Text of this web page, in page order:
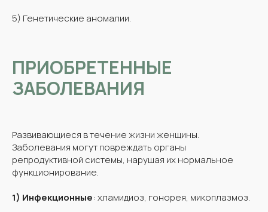
5) Генетические аномалии.
ПРИОБРЕТЕННЫЕ
ЗАБОЛЕВАНИЯ
Развивающиеся в течение жизни женщины.
Заболевания могут повреждать органы
репродуктивной системы, нарушая их нормальное
функционирование.
1) Инфекционные: хламидиоз, гонорея, микоплазмоз.